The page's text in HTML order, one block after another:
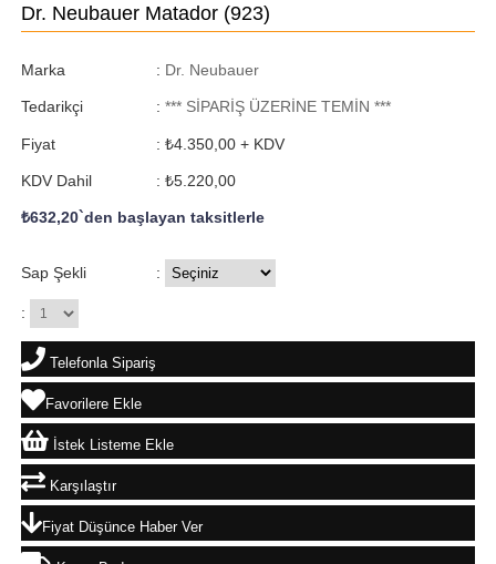
Dr. Neubauer Matador (923)
Marka : Dr. Neubauer
Tedarikçi : *** SİPARİŞ ÜZERİNE TEMİN ***
Fiyat : ₺4.350,00+ KDV
KDV Dahil : ₺5.220,00
₺632,20`den başlayan taksitlerle
Sap Şekli :
:
Telefonla Sipariş
Favorilere Ekle
İstek Listeme Ekle
Karşılaştır
Fiyat Düşünce Haber Ver